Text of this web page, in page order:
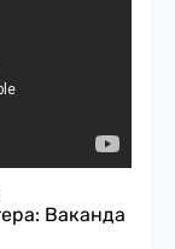
Ваканда